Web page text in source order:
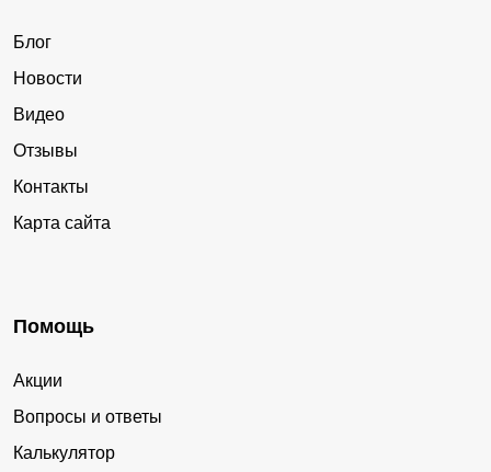
Блог
Новости
Видео
Отзывы
Контакты
Карта сайта
Помощь
Акции
Вопросы и ответы
Калькулятор